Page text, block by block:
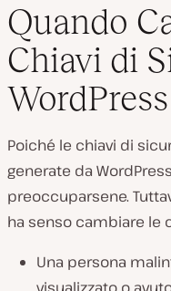
Quando
Chiavi di
WordPress
Poiché le chiavi di
generate da
preoccuparsene.
ha senso cambiare le
Una persona
visualizzato o